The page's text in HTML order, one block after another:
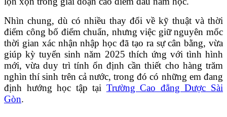
Nhìn chung, dù có nhiều thay đổi về kỹ thuật và thời
điểm công bố điểm chuẩn, nhưng việc giữ nguyên mốc
thời gian xác nhận nhập học đã tạo ra sự cân bằng, vừa
giúp kỳ tuyển sinh năm 2025 thích ứng với tình hình
mới, vừa duy trì tính ổn định cần thiết cho hàng trăm
nghìn thí sinh trên cả nước, trong đó có những em đang
định hướng học tập tại Trường Cao đẳng Dược Sài
Gòn.